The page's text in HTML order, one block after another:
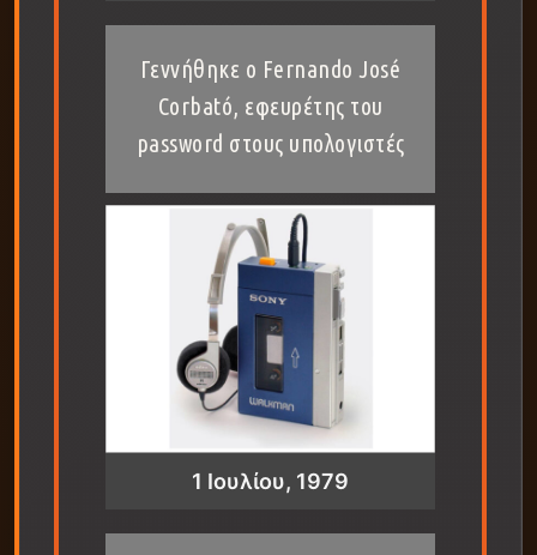
Γεννήθηκε ο Fernando José
Corbató, εφευρέτης του
password στους υπολογιστές
1 Ιουλίου, 1979